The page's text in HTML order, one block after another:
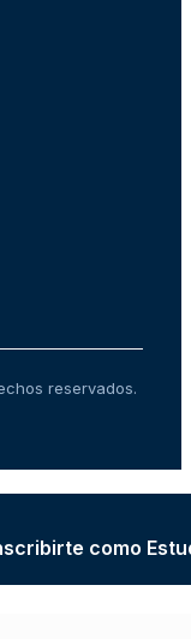
reservados.
como